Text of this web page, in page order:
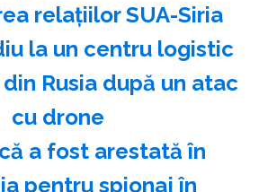
relațiilor SUA-Siria
la un centru logistic
Rusia după un atac
cu drone
a fost arestată în
pentru spionaj în